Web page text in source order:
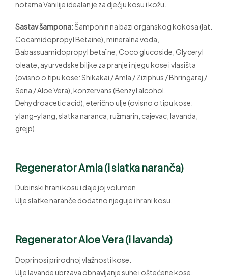
notama Vanilije idealan je za dječju kosu i kožu.
Sastav šampona:Šamponin na bazi organskog kokosa (lat.
Cocamidopropyl Betaine), mineralna voda,
Babassuamidopropyl betaïne, Coco glucoside, Glyceryl
oleate, ayurvedske biljke za pranje i njegu kose i vlasišta
(ovisno o tipu kose: Shikakai / Amla / Ziziphus / Bhringaraj /
Sena / Aloe Vera), konzervans (Benzyl alcohol,
Dehydroacetic acid), eterično ulje (ovisno o tipu kose:
ylang-ylang, slatka naranca, ružmarin, cajevac, lavanda,
grejp).
Regenerator Amla(i slatka naranča)
Dubinski hrani kosu i daje joj volumen.
Ulje slatke naranče dodatno njeguje i hrani kosu.
Regenerator Aloe Vera(i lavanda)
Doprinosi prirodnoj vlažnosti kose.
Ulje lavande ubrzava obnavljanje suhe i oštećene kose.